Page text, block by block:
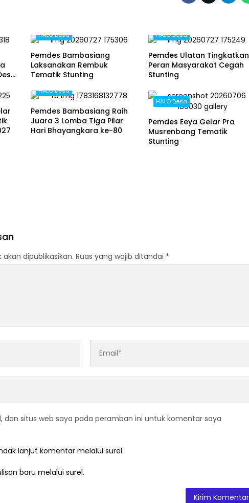
HALO Desa
Pemdes Bambasiang
Laksanakan Rembuk
Tematik Stunting
HALO Desa
Pemdes Ulatan Tingkatkan
Peran Masyarakat Cegah
Stunting
HALO Desa
Pemdes Bambasiang Raih
Juara 3 Lomba Tiga Pilar
Hari Bhayangkara ke-80
HALO Desa
Pemdes Eeya Gelar Pra
Musrenbang Tematik
Stunting
dipublikasikan. Ruas yang wajib ditandai *
dan situs web saya pada peramban ini untuk komentar saya
lanjut komentar melalui surel.
baru melalui surel.